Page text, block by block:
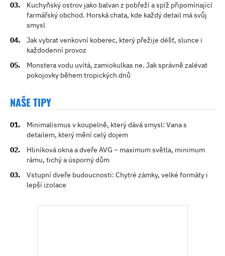
Kuchyňský ostrov jako balvan z pobřeží a spíž připomínající
farmářský obchod. Horská chata, kde každý detail má svůj
smysl
Jak vybrat venkovní koberec, který přežije déšť, slunce i
každodenní provoz
Monstera vodu uvítá, zamiokulkas ne. Jak správně zalévat
pokojovky během tropických dnů
NAŠE TIPY
Minimalismus v koupelně, který dává smysl: Vana s
detailem, který mění celý dojem
Hliníková okna a dveře AVG – maximum světla, minimum
rámu, tichý a úsporný dům
Vstupní dveře budoucnosti: Chytré zámky, velké formáty i
lepší izolace